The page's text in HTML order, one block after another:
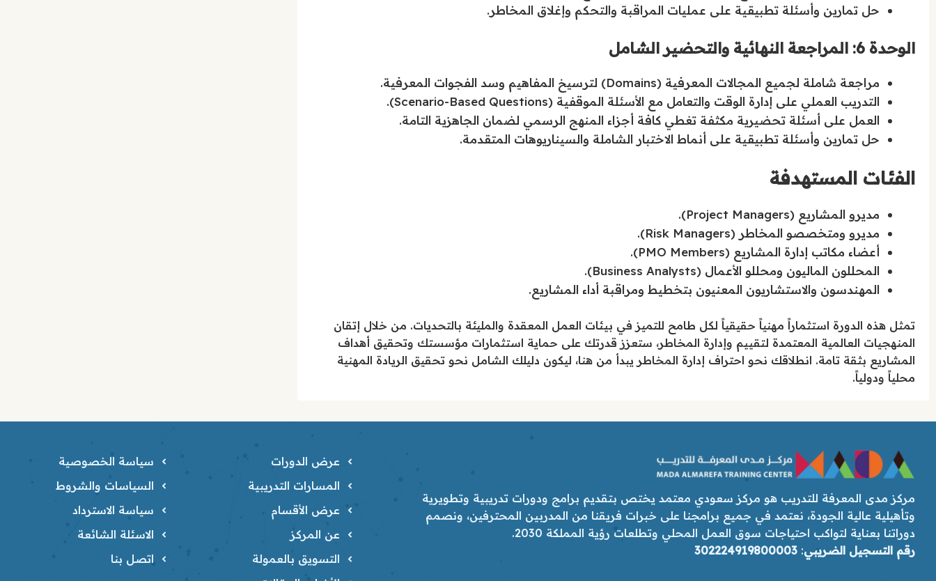
حل تمارين وأسئلة تطبيقية على عمليات المراقبة والتحكم وإغلاق المخاطر.
الوحدة 6: المراجعة النهائية والتحضير الشامل
مراجعة شاملة لجميع المجالات المعرفية (Domains) لترسيخ المفاهيم وسد الفجوات المعرفية.
التدريب العملي على إدارة الوقت والتعامل مع الأسئلة الموقفية (Scenario-Based Questions).
العمل على أسئلة تحضيرية مكثفة تغطي كافة أجزاء المنهج الرسمي لضمان الجاهزية التامة.
حل تمارين وأسئلة تطبيقية على أنماط الاختبار الشاملة والسيناريوهات المتقدمة.
الفئات المستهدفة
مديرو المشاريع (Project Managers).
مديرو ومتخصصو المخاطر (Risk Managers).
أعضاء مكاتب إدارة المشاريع (PMO Members).
المحللون الماليون ومحللو الأعمال (Business Analysts).
المهندسون والاستشاريون المعنيون بتخطيط ومراقبة أداء المشاريع.
تمثل هذه الدورة استثماراً مهنياً حقيقياً لكل طامح للتميز في بيئات العمل المعقدة والمليئة بالتحديات. من خلال إتقان
المنهجيات العالمية المعتمدة لتقييم وإدارة المخاطر، ستعزز قدرتك على حماية استثمارات مؤسستك وتحقيق أهداف
المشاريع بثقة تامة. انطلاقك نحو احتراف إدارة المخاطر يبدأ من هنا، ليكون دليلك الشامل نحو تحقيق الريادة المهنية
محلياً ودولياً.
مركز مدى المعرفة للتدريب هو مركز سعودي معتمد يختص بتقديم برامج ودورات تدريبية وتطويرية
وتأهيلية عالية الجودة، نعتمد في جميع برامجنا على خبرات فريقنا من المدربين المحترفين، ونصمم
دوراتنا بعناية لتواكب احتياجات سوق العمل المحلي وتطلعات رؤية المملكة 2030.
رقم التسجيل الضريبي:
302224919800003
عرض الدورات
المسارات التدريبية
عرض الأقسام
عن المركز
التسويق بالعمولة
سياسة الخصوصية
السياسات والشروط
سياسة الاسترداد
الاسئلة الشائعة
اتصل بنا